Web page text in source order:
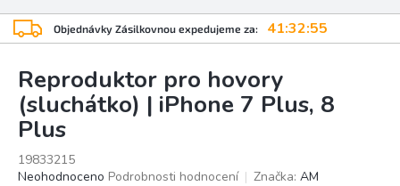
Objednávky Zásilkovnou expedujeme za: 41:32:54
Reproduktor pro hovory
(sluchátko) | iPhone 7 Plus, 8
Plus
19833215
Průměrné
Neohodnoceno Podrobnosti hodnocení Značka: AM